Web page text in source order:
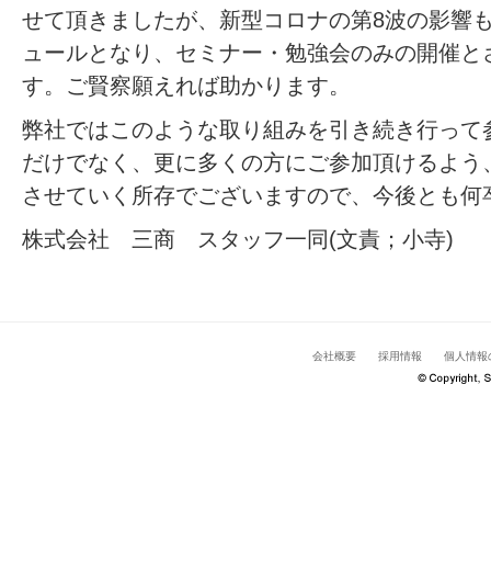
せて頂きましたが、新型コロナの第8波の影響
ュールとなり、セミナー・勉強会のみの開催
す。ご賢察願えれば助かります。
弊社ではこのような取り組みを引き続き行っ
だけでなく、更に多くの方にご参加頂けるよ
させていく所存でございますので、今後とも
株式会社 三商 スタッフ一同(文責；小寺)
会社概要 採用情報 個人情報